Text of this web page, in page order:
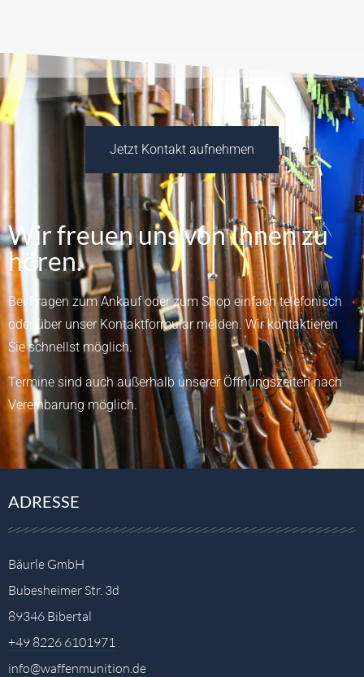
Jetzt Kontakt aufnehmen
Wir freuen uns von Ihnen zu
hören.
Bei Fragen zum Ankauf oder zum Shop einfach telefonisch
oder über unser Kontaktformularmelden.Wir kontaktieren
Sie schnellst möglich.
Termine sind auch außerhalb unserer Öffnungszeiten nach
Vereinbarung möglich.
ADRESSE
Bäurle GmbH
Bubesheimer Str. 3d
89346 Bibertal
+49 8226 6101971
info@waffenmunition.de